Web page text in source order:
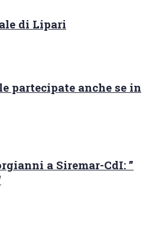
di Lipari
partecipate anche se in
a Siremar-CdI: ”